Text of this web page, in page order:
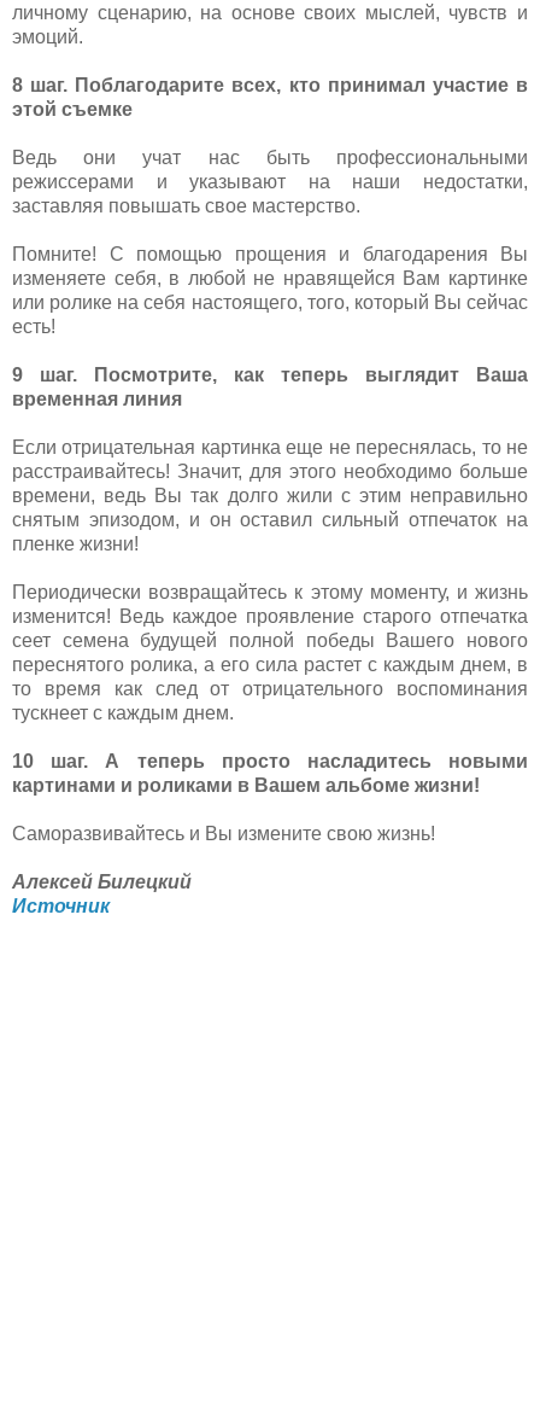
личному сценарию, на основе своих мыслей, чувств и
эмоций.
8 шаг. Поблагодарите всех, кто принимал участие в
этой съемке
Ведь они учат нас быть профессиональными
режиссерами и указывают на наши недостатки,
заставляя повышать свое мастерство.
Помните! С помощью прощения и благодарения Вы
изменяете себя, в любой не нравящейся Вам картинке
или ролике на себя настоящего, того, который Вы сейчас
есть!
9 шаг. Посмотрите, как теперь выглядит Ваша
временная линия
Если отрицательная картинка еще не переснялась, то не
расстраивайтесь! Значит, для этого необходимо больше
времени, ведь Вы так долго жили с этим неправильно
снятым эпизодом, и он оставил сильный отпечаток на
пленке жизни!
Периодически возвращайтесь к этому моменту, и жизнь
изменится! Ведь каждое проявление старого отпечатка
сеет семена будущей полной победы Вашего нового
переснятого ролика, а его сила растет с каждым днем, в
то время как след от отрицательного воспоминания
тускнеет с каждым днем.
10 шаг. А теперь просто насладитесь новыми
картинами и роликами в Вашем альбоме жизни!
Саморазвивайтесь и Вы измените свою жизнь!
Алексей Билецкий
Источник